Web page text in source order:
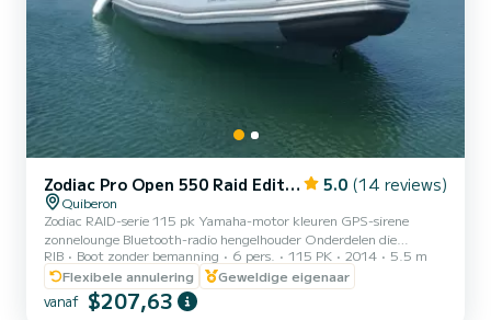
Zodiac Pro Open 550 Raid Edition 5.0 (14 reviews)
Quiberon
Zodiac RAID-serie 115 pk Yamaha-motor kleuren GPS-sirene
zonnelounge Bluetooth-radio hengelhouder Onderdelen die
VERPLICHT moeten worden verstrekt op de dag van verhuur:
RIB Boot zonder bemanning 6 pers. 115 PK 2014
5.5 m
Flexibele annulering
Geweldige eigenaar
vanaf $207,63